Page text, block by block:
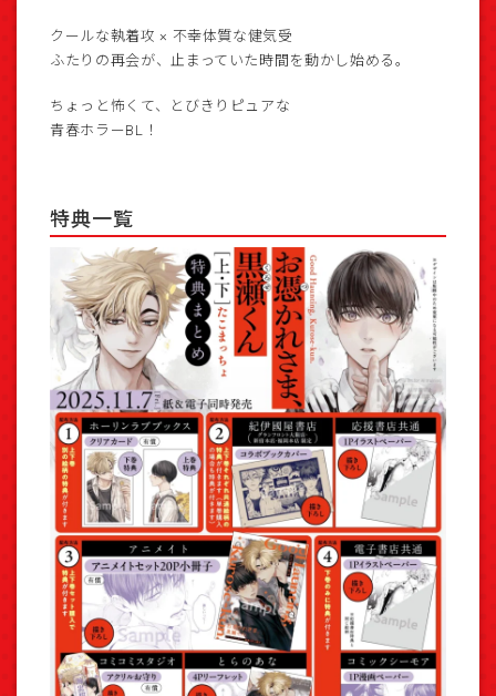
クールな執着攻 × 不幸体質な健気受
ふたりの再会が、止まっていた時間を動かし始める。
ちょっと怖くて、とびきりピュアな
青春ホラーBL！
特典一覧